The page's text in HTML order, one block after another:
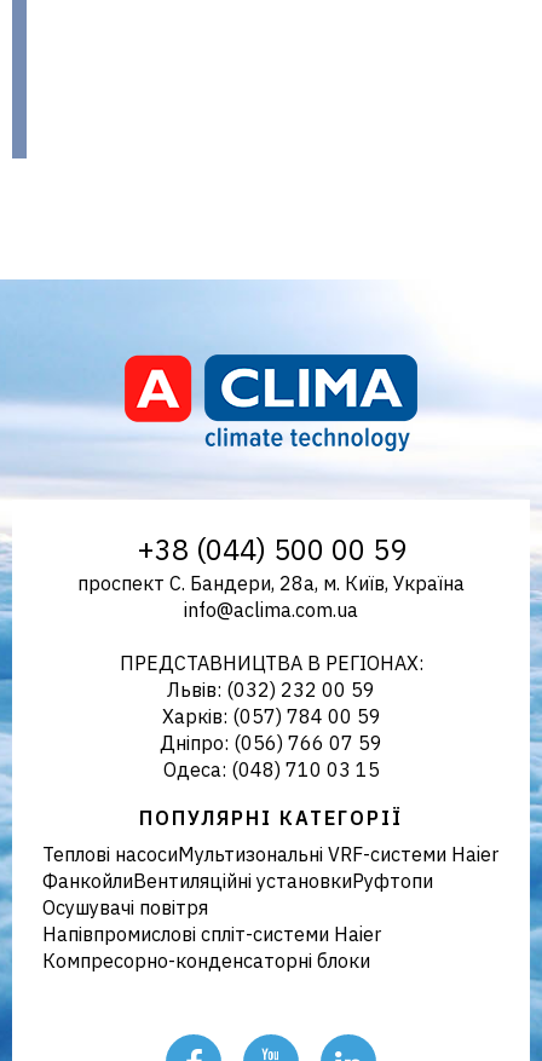
Україні
+38 (044) 500 00 59
проспект С. Бандери, 28а, м. Київ, Україна
info@aclima.com.ua
ПРЕДСТАВНИЦТВА В РЕГІОНАХ:
Львів: (032) 232 00 59
Харків: (057) 784 00 59
Дніпро: (056) 766 07 59
Одеса: (048) 710 03 15
ПОПУЛЯРНІ КАТЕГОРІЇ
Теплові насосиМультизональні VRF-системи Haier
ФанкойлиВентиляційні установкиРуфтопи
Осушувачі повітря
Напівпромислові спліт-системи Haier
Компресорно-конденсаторні блоки